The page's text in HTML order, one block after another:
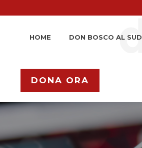
HOME DON BOSCO AL SUD
DONA ORA